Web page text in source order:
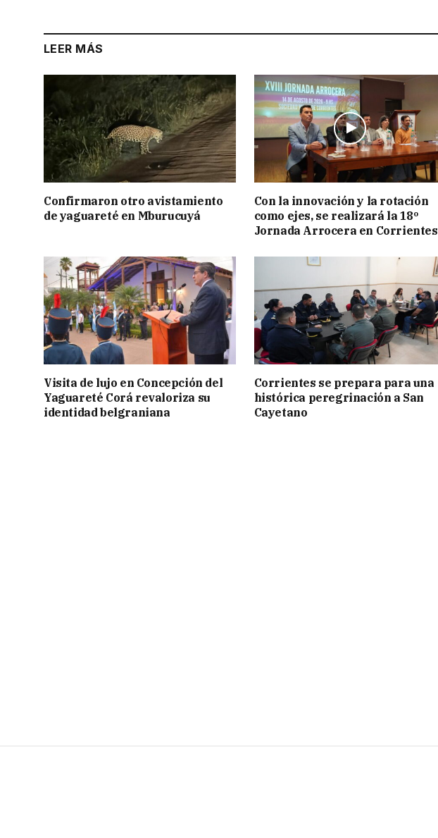
LEER MÁS
Confirmaron otro avistamiento
de yaguareté en Mburucuyá
Con la innovación y la rotación
como ejes, se realizará la 18º
Jornada Arrocera en Corrientes
Visita de lujo en Concepción del
Yaguareté Corá revaloriza su
identidad belgraniana
Corrientes se prepara para una
histórica peregrinación a San
Cayetano